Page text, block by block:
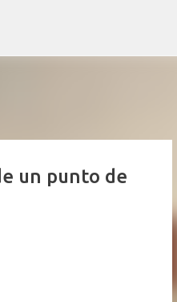
un punto de